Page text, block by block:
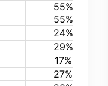
55%
55%
24%
29%
17%
27%